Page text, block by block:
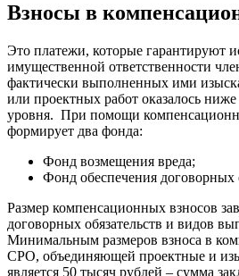
Взносы в
Это платежи, которые гарантируют
имущественной ответственности
фактически выполненных ими
или проектных работ оказалось ниже
уровня. При помощи
формирует два фонда:
Фонд возмещения вреда;
Фонд обеспечения договорных
Размер компенсационных взносов
договорных обязательств и видов
Минимальным размеров взноса в
СРО, объединяющей проектные и
является 50 тысяч рублей – сумма